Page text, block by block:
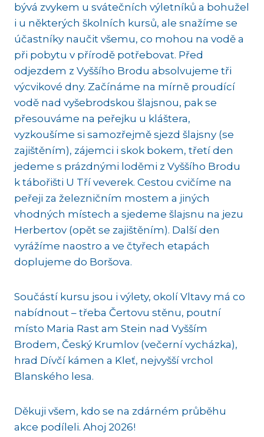
bývá zvykem u svátečních výletníků a bohužel
i u některých školních kursů, ale snažíme se
účastníky naučit všemu, co mohou na vodě a
při pobytu v přírodě potřebovat. Před
odjezdem z Vyššího Brodu absolvujeme tři
výcvikové dny. Začínáme na mírně proudící
vodě nad vyšebrodskou šlajsnou, pak se
přesouváme na peřejku u kláštera,
vyzkoušíme si samozřejmě sjezd šlajsny (se
zajištěním), zájemci i skok bokem, třetí den
jedeme s prázdnými loděmi z Vyššího Brodu
k tábořišti U Tří veverek. Cestou cvičíme na
peřeji za železničním mostem a jiných
vhodných místech a sjedeme šlajsnu na jezu
Herbertov (opět se zajištěním). Další den
vyrážíme naostro a ve čtyřech etapách
doplujeme do Boršova.
Součástí kursu jsou i výlety, okolí Vltavy má co
nabídnout – třeba Čertovu stěnu, poutní
místo Maria Rast am Stein nad Vyšším
Brodem, Český Krumlov (večerní vycházka),
hrad Dívčí kámen a Kleť, nejvyšší vrchol
Blanského lesa.
Děkuji všem, kdo se na zdárném průběhu
akce podíleli. Ahoj 2026!